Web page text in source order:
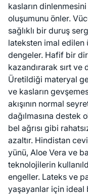
kasların
oluşumunu önler.
sağlıklı bir duruş
lateksten imal edilen
dengeler. Hafif bir
kazandırarak sırt ve
Üretildiği materyal
ve kasların
akışının normal
dağılmasına destek
bel ağrısı gibi
azaltır. Hindistan
yünü, Aloe Vera ve
teknolojilerin
engeller. Lateks ve
yaşayanlar için ideal